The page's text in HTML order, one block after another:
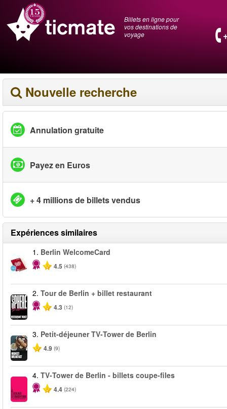
Billets en ligne pour
vos destinations de
voyage
Nouvelle recherche
Annulation gratuite
Payez en Euros
+ 4 millions de billets vendus
Expériences similaires
1. Berlin WelcomeCard
4.5 (438)
2. Tour de Berlin + billet restaurant
4.3 (12)
3. Petit-déjeuner TV‑Tower de Berlin
4.9 (9)
4. TV‑Tower de Berlin - billets coupe-files
4.4 (224)